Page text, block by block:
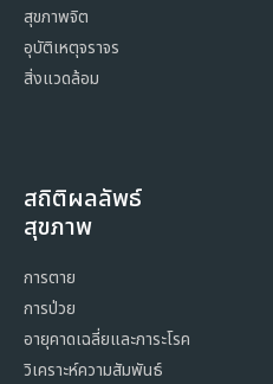
สุขภาพจิต
อุบัติเหตุจราจร
สิ่งแวดล้อม
สถิติผลลัพธ์
สุขภาพ
การตาย
การป่วย
อายุคาดเฉลี่ยและภาระโรค
วิเคราะห์ความสัมพันธ์